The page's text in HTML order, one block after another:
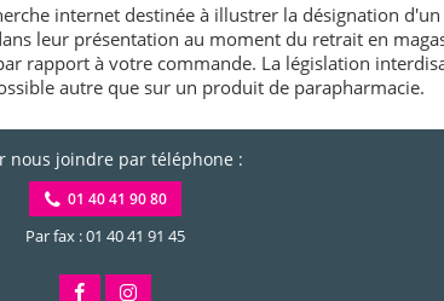
internet destinée à illustrer la désignation
leur présentation au moment du retrait en
rapport à votre commande. La législation
autre que sur un produit de parapharmacie.
nous joindre par téléphone :
01 40 41 90 80
Par fax : 01 40 41 91 45